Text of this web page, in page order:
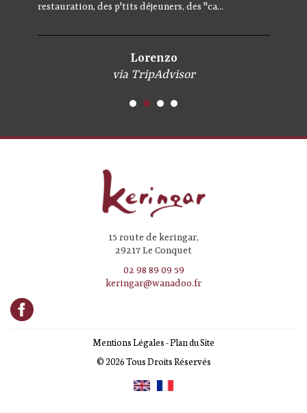
restauration, des p'tits déjeuners, des "ca...
Lorenzo
via TripAdvisor
15 route de keringar,
29217 Le Conquet
02 98 89 09 59
keringar@wanadoo.fr
Mentions Légales-Plan du Site
© 2026 Tous Droits Réservés